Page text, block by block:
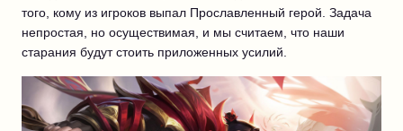
того, кому из игроков выпал Прославленный герой. Задача
непростая, но осуществимая, и мы считаем, что наши
старания будут стоить приложенных усилий.